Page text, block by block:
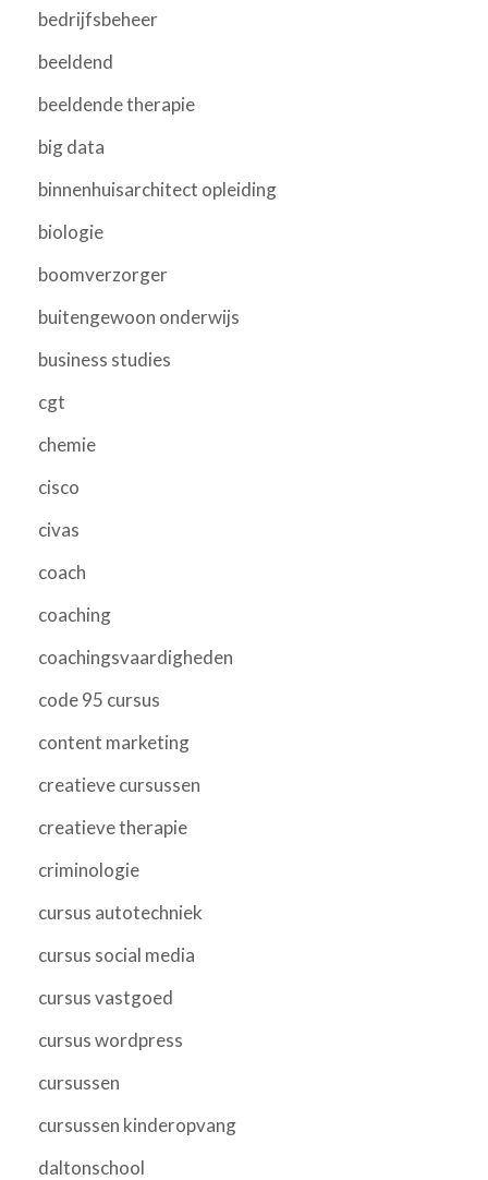
bedrijfsbeheer
beeldend
beeldende therapie
big data
binnenhuisarchitect opleiding
biologie
boomverzorger
buitengewoon onderwijs
business studies
cgt
chemie
cisco
civas
coach
coaching
coachingsvaardigheden
code 95 cursus
content marketing
creatieve cursussen
creatieve therapie
criminologie
cursus autotechniek
cursus social media
cursus vastgoed
cursus wordpress
cursussen
cursussen kinderopvang
daltonschool